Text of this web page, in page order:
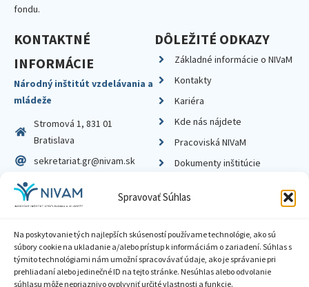
Spravovať Súhlas
Na poskytovanie tých najlepších skúseností používame technológie, ako sú
súbory cookie na ukladanie a/alebo prístup k informáciám o zariadení. Súhlas s
týmito technológiami nám umožní spracovávať údaje, ako je správanie pri
prehliadaní alebo jedinečné ID na tejto stránke. Nesúhlas alebo odvolanie
súhlasu môže nepriaznivo ovplyvniť určité vlastnosti a funkcie.
fondu.
KONTAKTNÉ
INFORMÁCIE
Národný inštitút vzdelávania a
mládeže
Stromová 1, 831 01
Bratislava
sekretariat.gr@nivam.sk
IČO: 00164348
DIČ: 2020798714
DÔLEŽITÉ ODKAZY
Základné informácie o NIVaM
Kontakty
Kariéra
Kde nás nájdete
Pracoviská NIVaM
Dokumenty inštitúcie
Zásady ochrany súkromia